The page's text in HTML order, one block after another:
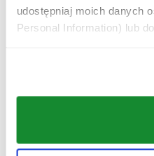
udostępniaj moich danych
Personal Information) lub
See detailsGo to the
Arabia Saudyjska